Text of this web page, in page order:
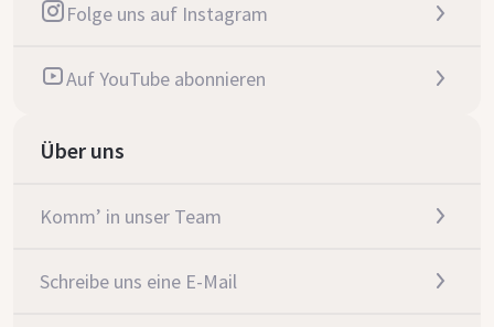
Folge uns auf Instagram
Auf YouTube abonnieren
Über uns
Komm’ in unser Team
Schreibe uns eine E-Mail